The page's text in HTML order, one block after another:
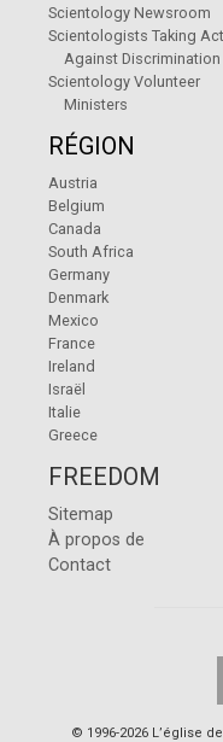
Scientology Newsroom
Scientologists Taking
Against Discrimination
Scientology Volunteer
Ministers
RÉGION
Austria
Belgium
Canada
South Africa
Germany
Denmark
Mexico
France
Ireland
Israël
Italie
Greece
FREEDOM
Sitemap
À propos de
Contact
© 1996-2026 L’église